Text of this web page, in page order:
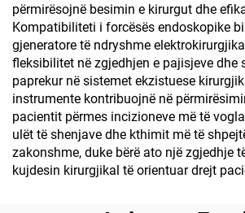
përmirësojnë besimin e kirurgut dhe
Kompatibiliteti i forcësës endoskopike
gjeneratore të ndryshme
fleksibilitet në zgjedhjen e pajisjeve dhe
paprekur në sistemet ekzistuese
instrumente kontribuojnë në
pacientit përmes incizioneve më të
ulët të shenjave dhe kthimit më të
zakonshme, duke bërë ato një zgjedhje
kujdesin kirurgjikal të orientuar drejt